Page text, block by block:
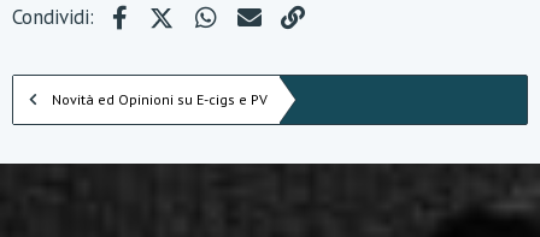
Condividi: FacebookX (Twitter)WhatsApp
e-mail
Novità ed Opinioni su E-cigs e PV